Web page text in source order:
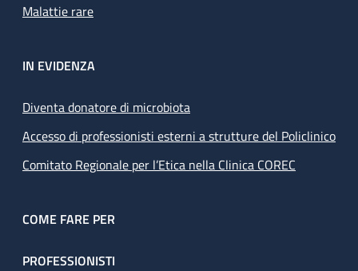
Malattie rare
IN EVIDENZA
Diventa donatore di microbiota
Accesso di professionisti esterni a strutture del Policlinico
Comitato Regionale per l’Etica nella Clinica COREC
COME FARE PER
PROFESSIONISTI